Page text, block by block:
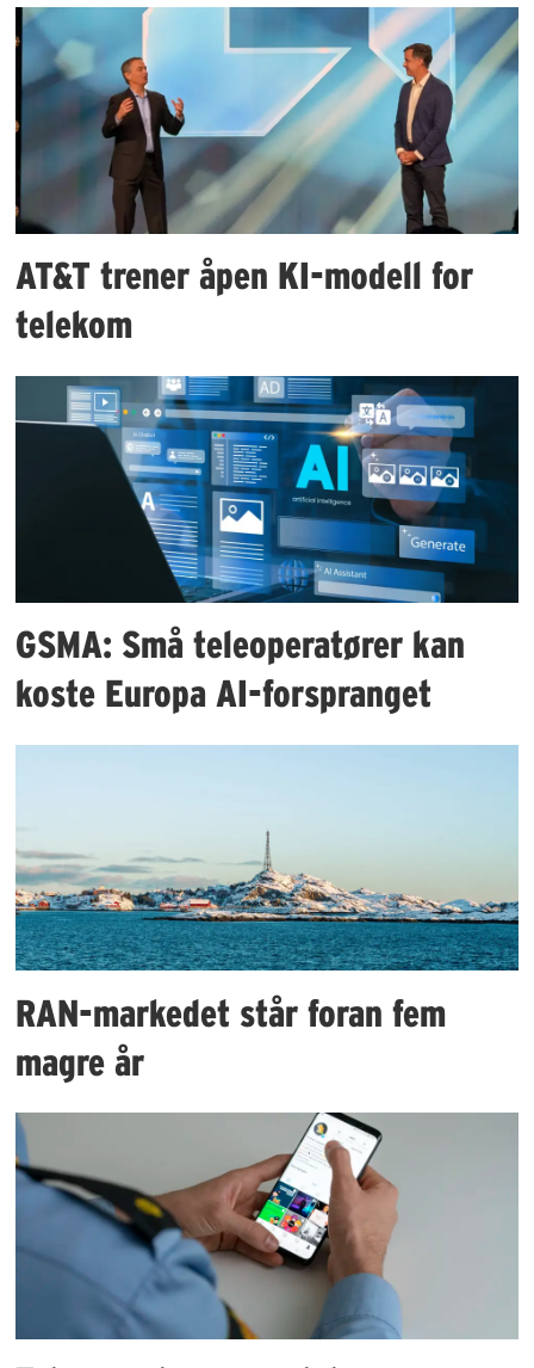
AT&T trener åpen KI-modell for
telekom
GSMA: Små teleoperatører kan
koste Europa AI-forspranget
RAN-markedet står foran fem
magre år